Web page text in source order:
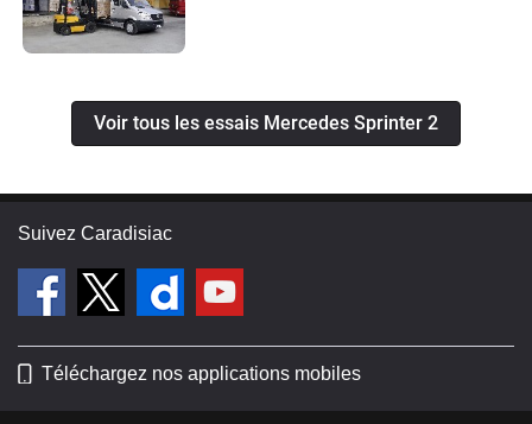
Voir tous les essais Mercedes Sprinter 2
Suivez Caradisiac
Téléchargez nos applications mobiles